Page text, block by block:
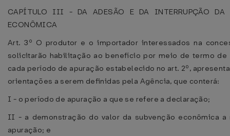
CAPÍTULO III - DA ADESÃO E DA INTERRUPÇÃO DA
ECONÔMICA
Art. 3º O produtor e o importador interessados na
solicitarão habilitação ao benefício por meio de termo de
cada período de apuração estabelecido no art. 2º,
orientações a serem definidas pela Agência, que conterá:
I - o período de apuração a que se refere a declaração;
II - a demonstração do valor da subvenção econômica
apuração; e